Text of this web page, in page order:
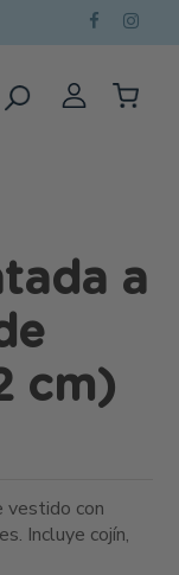
a
cm)
vestido con
Incluye cojín,